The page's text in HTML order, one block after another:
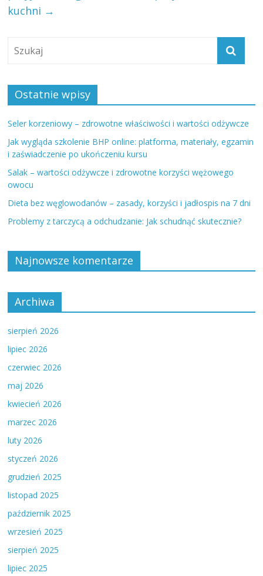
kuchni →
Ostatnie wpisy
Seler korzeniowy – zdrowotne właściwości i wartości odżywcze
Jak wygląda szkolenie BHP online: platforma, materiały, egzamin
i zaświadczenie po ukończeniu kursu
Salak – wartości odżywcze i zdrowotne korzyści wężowego
owocu
Dieta bez węglowodanów – zasady, korzyści i jadłospis na 7 dni
Problemy z tarczycą a odchudzanie: Jak schudnąć skutecznie?
Najnowsze komentarze
Archiwa
sierpień 2026
lipiec 2026
czerwiec 2026
maj 2026
kwiecień 2026
marzec 2026
luty 2026
styczeń 2026
grudzień 2025
listopad 2025
październik 2025
wrzesień 2025
sierpień 2025
lipiec 2025